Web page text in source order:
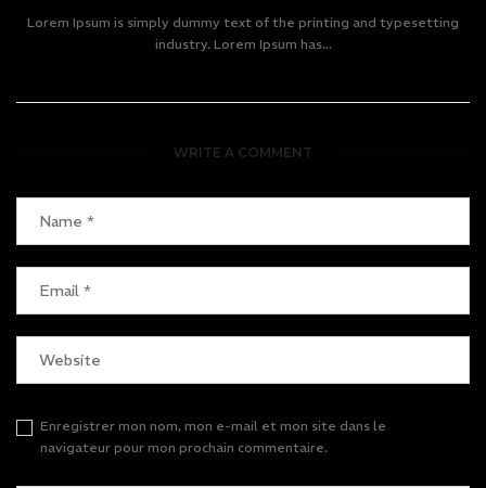
Lorem Ipsum is simply dummy text of the printing and typesetting
industry. Lorem Ipsum has...
WRITE A COMMENT
Enregistrer mon nom, mon e-mail et mon site dans le
navigateur pour mon prochain commentaire.